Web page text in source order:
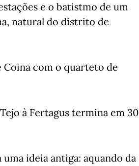
e o batistmo de um
natural do distrito de
Coina com o quarteto de
à Fertagus termina em 30
ideia antiga: aquando da